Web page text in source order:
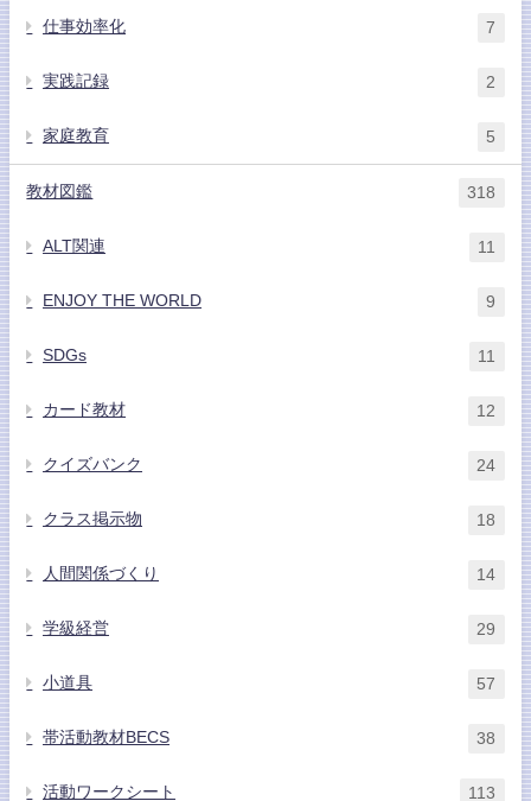
仕事効率化 7
実践記録 2
家庭教育 5
教材図鑑 318
ALT関連 11
ENJOY THE WORLD 9
SDGs 11
カード教材 12
クイズバンク 24
クラス掲示物 18
人間関係づくり 14
学級経営 29
小道具 57
帯活動教材BECS 38
活動ワークシート 113